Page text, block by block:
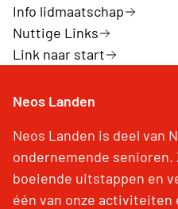
Info lidmaatschap
Nuttige Links
Link naar start
Neos Landen
Neos Landen is deel van
ondernemende
boeiende uitstappen en
één van onze activiteiten